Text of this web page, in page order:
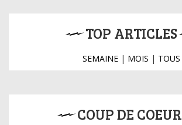
TOP ARTICLES
SEMAINE| MOIS | TOUS
COUP DE COEUR